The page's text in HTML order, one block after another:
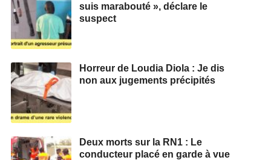
suis marabouté », déclare le
suspect
Horreur de Loudia Diola : Je dis
non aux jugements précipités
Deux morts sur la RN1 : Le
conducteur placé en garde à vue